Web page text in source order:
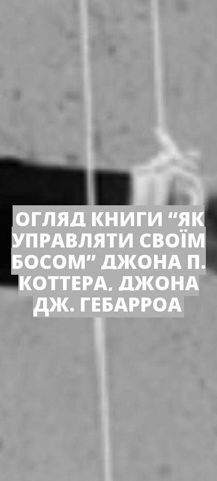
ОГЛЯД КНИГИ “ЯК
УПРАВЛЯТИ СВОЇМ
БОСОМ” ДЖОНА П.
КОТТЕРА, ДЖОНА
ДЖ. ГЕБАРРОА